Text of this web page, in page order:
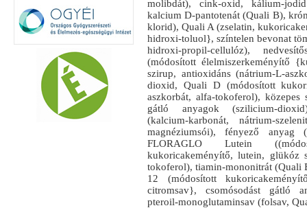
molibdát), cink-oxid, kálium-
kalcium D-pantotenát (Quali B),
klorid), Quali A (zselatin,
hidroxi-toluol}, színtelen bevonat
hidroxi-propil-cellulóz),
(módosított élelmiszerkeményítő
szirup, antioxidáns (nátrium-L-
dioxid, Quali D (módosított
aszkorbát, alfa-tokoferol), közepes
gátló anyagok (szilicium-
(kalcium-karbonát, nátrium-
magnéziumsói), fényező anyag
FLORAGLO Lutein
kukoricakeményítő, lutein, glükóz
tokoferol), tiamin-mononitrát
12 (módosított
citromsav}, csomósodást gátló
pteroil-monoglutaminsav (folsav,